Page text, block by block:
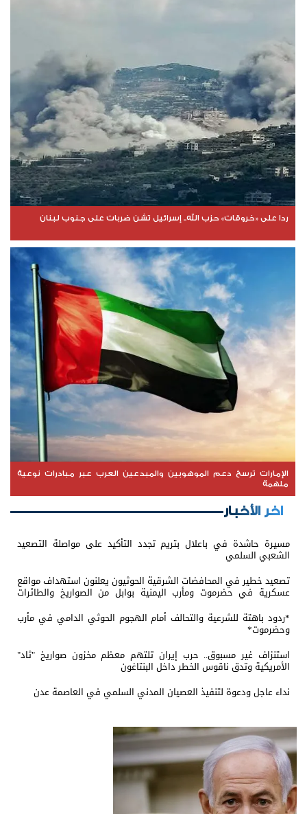
ردا على «خروقات» حزب الله.. إسرائيل تشن ضربات على جنوب لبنان
الإمارات ترسخ دعم الموهوبين والمبدعين العرب عبر مبادرات نوعية
ملهمة
اخر الأخبار
مسيرة حاشدة في باعلال بتريم تجدد التأكيد على مواصلة التصعيد
الشعبي السلمي
تصعيد خطير في المحافضات الشرقية الحوثيون يعلنون استهداف مواقع
عسكرية في حضرموت ومأرب اليمنية بوابل من الصواريخ والطائرات
*ردود باهتة للشرعية والتحالف أمام الهجوم الحوثي الدامي في مأرب
وحضرموت*
استنزاف غير مسبوق.. حرب إيران تلتهم معظم مخزون صواريخ "ثاد"
الأمريكية وتدق ناقوس الخطر داخل البنتاغون
نداء عاجل ودعوة لتنفيذ العصيان المدني السلمي في العاصمة عدن